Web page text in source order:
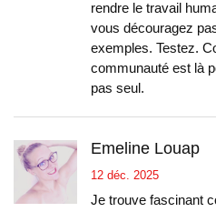
rendre le travail
vous découragez
exemples. Testez.
communauté est là
pas seul.
Emeline Louap
12 déc. 2025
Je trouve fascinant